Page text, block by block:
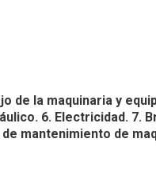
de la maquinaria y
6. Electricidad. 7.
mantenimiento de